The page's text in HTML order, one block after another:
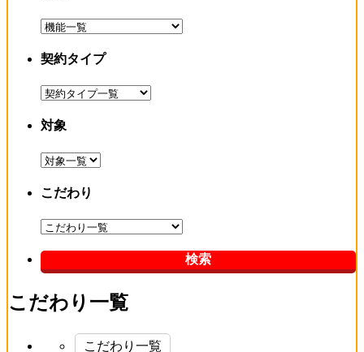
契約タイプ
対象
こだわり
こだわり一覧
こだわり一覧